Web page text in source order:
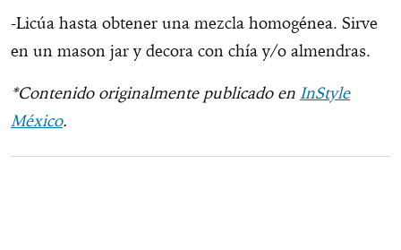
-Licúa hasta obtener una mezcla homogénea. Sirve
en un mason jar y decora con chía y/o almendras.
*Contenido originalmente publicado en InStyle
México.